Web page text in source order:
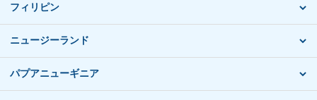
フィリピン
ニュージーランド
パプアニューギニア